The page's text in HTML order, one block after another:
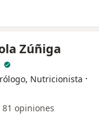
Zúñiga
Nutricionista ·
81 opiniones